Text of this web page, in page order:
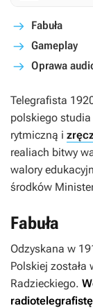
Fabuła
Gameplay
Oprawa
Telegrafista
polskiego studia
rytmiczną i
realiach bitwy
walory
środków
Fabuła
Odzyskana w
Polskiej została
Radzieckiego.